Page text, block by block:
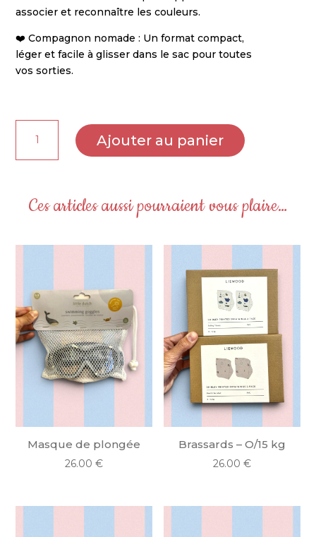
associer et reconnaître les couleurs.
❤️ Compagnon nomade : Un format compact,
léger et facile à glisser dans le sac pour toutes
vos sorties.
Puzzle
Ajouter au panier
Ces articles aussi pourraient vous plaire…
Masque de plongée
26.00€
Brassards – O/15 kg
26.00 €